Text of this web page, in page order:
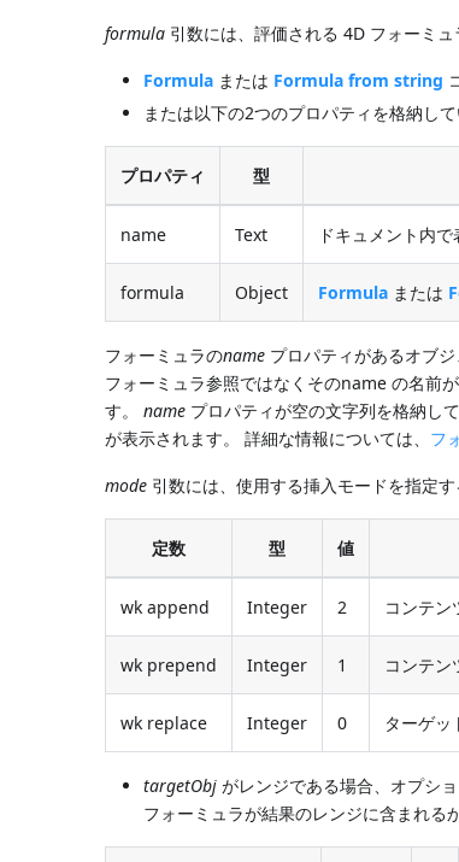
formula 引数には、評価される 4D フォーミ
Formula または Formula from string
または以下の2つのプロパティを格納し
プロパティ 型
name Text ドキュメント内
formula Object Formula または
フォーミュラのname プロパティがあるオブ
フォーミュラ参照ではなくそのname の名前
す。name プロパティが空の文字列を格納し
が表示されます。 詳細な情報については、 フ
mode 引数には、使用する挿入モードを指定
定数 型 値
wk append Integer 2 コンテン
wk prepend Integer 1 コンテン
wk replace Integer 0 ターゲッ
targetObj がレンジである場合、オプシ
フォーミュラが結果のレンジに含まれる